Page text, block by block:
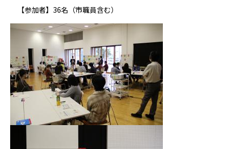
【参加者】36名（市職員含む）